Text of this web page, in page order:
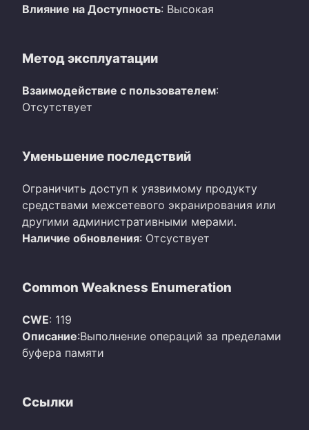
Влияние на Доступность: Высокая
Метод эксплуатации
Взаимодействие с пользователем:
Отсутствует
Уменьшение последствий
Ограничить доступ к уязвимому продукту
средствами межсетевого экранирования или
другими административными мерами.
Наличие обновления: Отсуствует
Common Weakness Enumeration
CWE: 119
Описание:Выполнение операций за пределами
буфера памяти
Ссылки